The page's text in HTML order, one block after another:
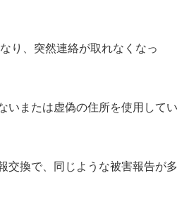
り、突然連絡が取れなくなっ
いまたは虚偽の住所を使用してい
交換で、同じような被害報告が多